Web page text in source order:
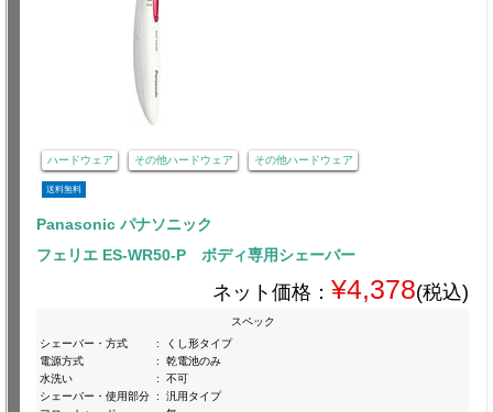
ハードウェア その他ハードウェア その他ハードウェア
送料無料
Panasonic パナソニック
フェリエ ES-WR50-P ボディ専用シェーバー
ネット価格： ¥4,378(税込)
スペック
シェーバー・方式
:
くし形タイプ
電源方式
:
乾電池のみ
水洗い
:
不可
シェーバー・使用部分 :
汎用タイプ